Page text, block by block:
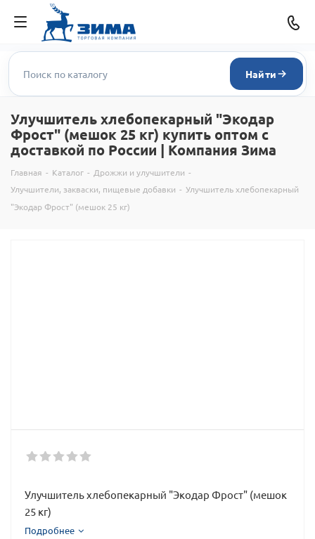
Найти
Улучшитель хлебопекарный "Экодар
Фрост" (мешок 25 кг) купить оптом с
доставкой по России | Компания Зима
Главная - Каталог - Дрожжи и улучшители -
Улучшители, закваски, пищевые добавки - Улучшитель хлебопекарный
"Экодар Фрост" (мешок 25 кг)
Улучшитель хлебопекарный "Экодар Фрост" (мешок
25 кг)
Подробнее